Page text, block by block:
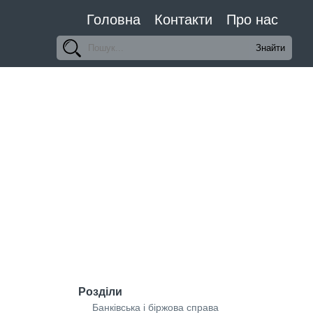
Головна Контакти Про нас
Розділи
Банківська і біржова справа